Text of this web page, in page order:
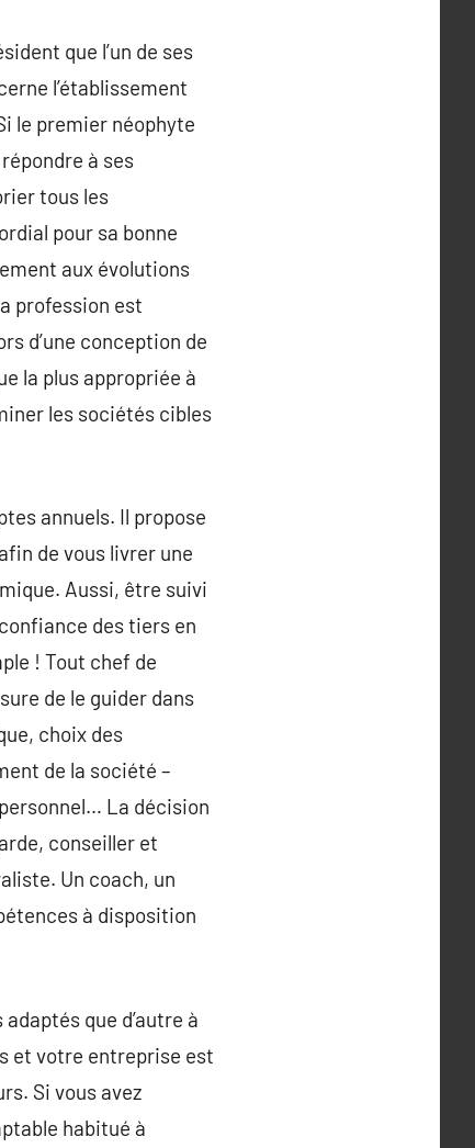
que l’un de ses
l’établissement
le premier néophyte
à ses
tous les
pour sa bonne
aux évolutions
profession est
d’une conception de
la plus appropriée à
les sociétés cibles
annuels. Il propose
de vous livrer une
Aussi, être suivi
des tiers en
! Tout chef de
de le guider dans
choix des
de la société –
La décision
conseiller et
Un coach, un
à disposition
que d’autre à
et votre entreprise est
Si vous avez
habitué à